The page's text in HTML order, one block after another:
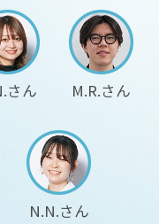
さん M.R.さん
N.N.さん